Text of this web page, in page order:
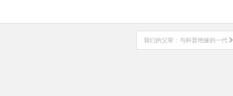
我们的父辈：与科普绝缘的一代